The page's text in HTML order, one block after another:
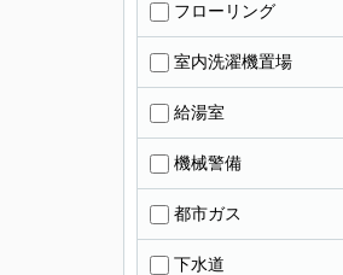
フローリング
室内洗濯機置場
給湯室
機械警備
都市ガス
下水道